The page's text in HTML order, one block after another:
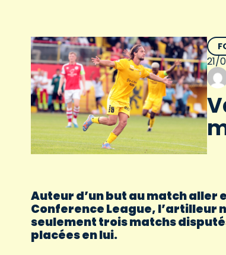
21/
Auteur d’un but au match aller
Conference League, l’artilleur
seulement trois matchs
placées en lui.